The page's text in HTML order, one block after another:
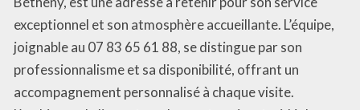
exceptionnel et son atmosphère accueillante. L’équipe,
joignable au 07 83 65 61 88, se distingue par son
professionnalisme et sa disponibilité, offrant un
accompagnement personnalisé à chaque visite.